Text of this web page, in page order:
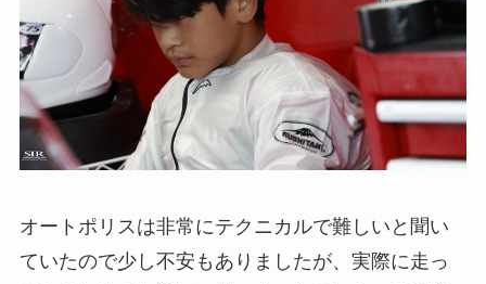
オートポリスは非常にテクニカルで難しいと聞い
ていたので少し不安もありましたが、実際に走っ